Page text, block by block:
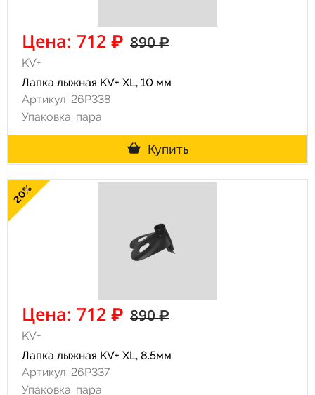
Цена: 712 ₽ 890 ₽
KV+
Лапка лыжная KV+ XL, 10 мм
Артикул: 26P338
Упаковка: пара
Купить
20%
Цена: 712 ₽ 890 ₽
KV+
Лапка лыжная KV+ XL, 8.5мм
Артикул: 26P337
Упаковка: пара